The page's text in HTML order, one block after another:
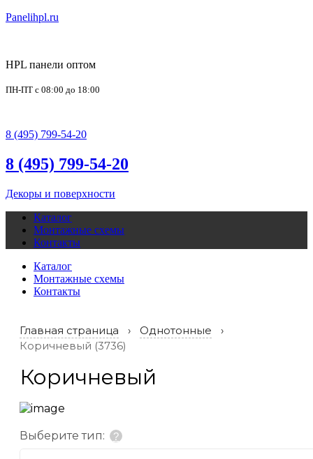
Panelihpl.ru
HPL панели оптом
ПН-ПТ с 08:00 до 18:00
8 (495) 799-54-20
8 (495) 799-54-20
Декоры и поверхности
Каталог
Монтажные схемы
Контакты
Каталог
Монтажные схемы
Контакты
Главная страница
Однотонные
Коричневый (3736)
Коричневый
Выберите тип: ?